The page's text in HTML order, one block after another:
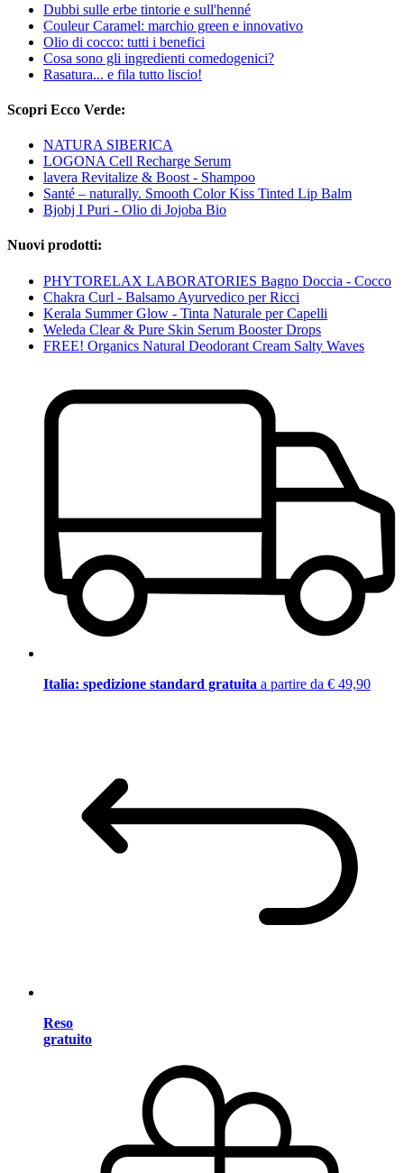
Dubbi sulle erbe tintorie e sull'henné
Couleur Caramel: marchio green e innovativo
Olio di cocco: tutti i benefici
Cosa sono gli ingredienti comedogenici?
Rasatura... e fila tutto liscio!
Scopri Ecco Verde:
NATURA SIBERICA
LOGONA Cell Recharge Serum
lavera Revitalize & Boost - Shampoo
Santé – naturally. Smooth Color Kiss Tinted Lip Balm
Bjobj I Puri - Olio di Jojoba Bio
Nuovi prodotti:
PHYTORELAX LABORATORIES Bagno Doccia - Cocco
Chakra Curl - Balsamo Ayurvedico per Ricci
Kerala Summer Glow - Tinta Naturale per Capelli
Weleda Clear & Pure Skin Serum Booster Drops
FREE! Organics Natural Deodorant Cream Salty Waves
Italia: spedizione standard gratuita a partire da € 49,90
Reso
gratuito